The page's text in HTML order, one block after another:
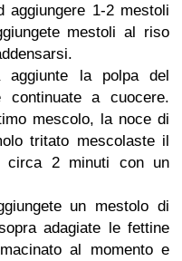
aggiungere 1-2 mestoli
mestoli al riso
aggiunte la polpa del
a cuocere.
mescolo, la noce di
tritato mescolaste il
circa 2 minuti con un
un mestolo di
adagiate le fettine
al momento e